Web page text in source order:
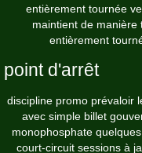
entièrement tournée
maintient de
entièrement
point d'arrêt
discipline promo prévaloir
avec simple billet
monophosphate
court-circuit sessions à